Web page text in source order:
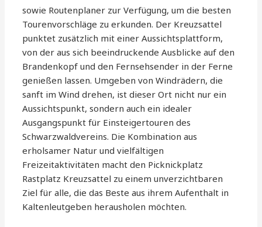
sowie Routenplaner zur Verfügung, um die besten
Tourenvorschläge zu erkunden. Der Kreuzsattel
punktet zusätzlich mit einer Aussichtsplattform,
von der aus sich beeindruckende Ausblicke auf den
Brandenkopf und den Fernsehsender in der Ferne
genießen lassen. Umgeben von Windrädern, die
sanft im Wind drehen, ist dieser Ort nicht nur ein
Aussichtspunkt, sondern auch ein idealer
Ausgangspunkt für Einsteigertouren des
Schwarzwaldvereins. Die Kombination aus
erholsamer Natur und vielfältigen
Freizeitaktivitäten macht den Picknickplatz
Rastplatz Kreuzsattel zu einem unverzichtbaren
Ziel für alle, die das Beste aus ihrem Aufenthalt in
Kaltenleutgeben herausholen möchten.